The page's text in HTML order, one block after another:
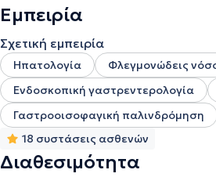
στο Royal Berkshire Hospital του
Βασίλειο.Η επαγγελματική του διαδρομή
Αγροτικό Ιατρείο Δερβιζιάνων
ειδικευόμενος στην Παθολογία στο
και στη Γαστρεντερολογία στο ΝΜΤΣ.
στη Μεγάλη Βρετανία εργάστηκε στο
H. Registrar, αποκτώντας πολύτιμη
και ενδοσκοπική πρακτική. Από το 1998
ιδιώτης γαστρεντερολόγος στην Αθήνα,
διατελέσει Επιστημονικός Συνεργάτης
“Ευαγγελισμός” από το 2005 έως το
Εμπειρία
Σχετική εμπειρία
Ηπατολογία
Φλεγμονώδεις
Ενδοσκοπική γαστρεντερολογία
Γαστροοισοφαγική παλινδρόμηση
18 συστάσεις ασθενών
Διαθεσιμότητα